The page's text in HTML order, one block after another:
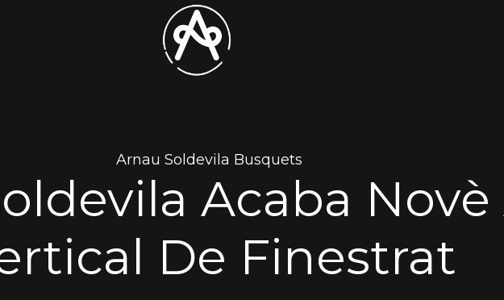
Arnau Soldevila Busquets
Acaba Novè
De Finestrat